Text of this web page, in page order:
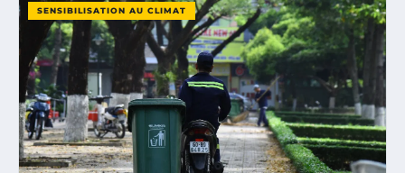
SENSIBILISATION AU CLIMAT